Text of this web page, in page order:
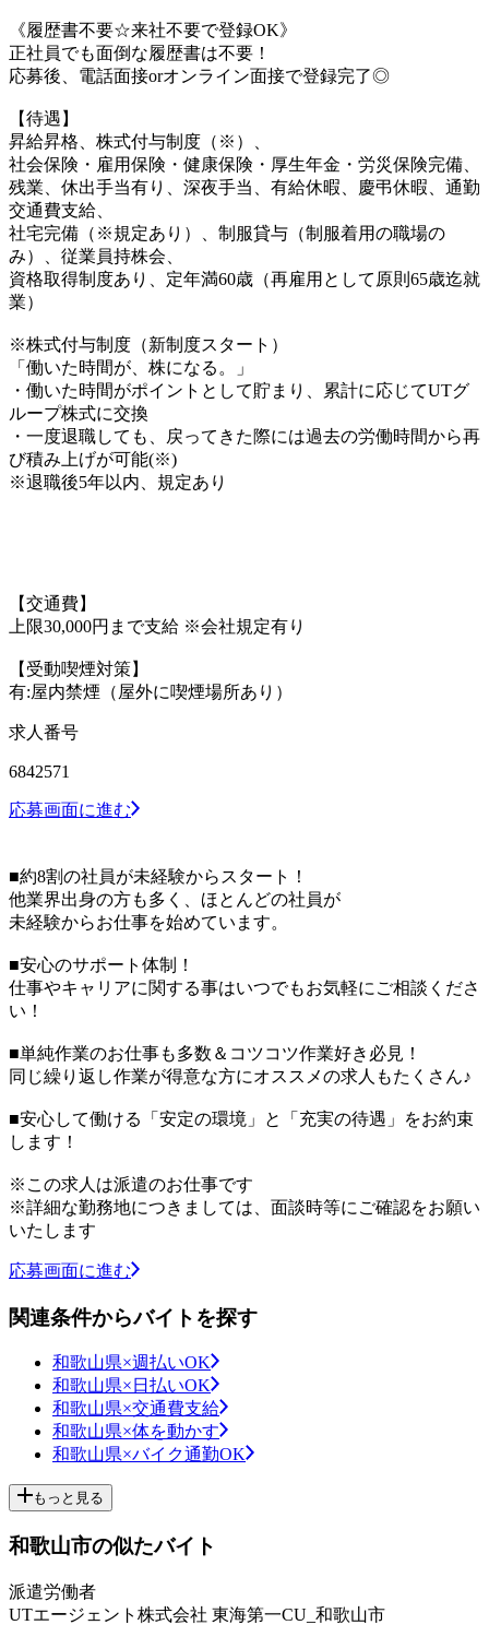
《履歴書不要☆来社不要で登録OK》
正社員でも面倒な履歴書は不要！
応募後、電話面接orオンライン面接で登録完了◎
【待遇】
昇給昇格、株式付与制度（※）、
社会保険・雇用保険・健康保険・厚生年金・労災保険完備、
残業、休出手当有り、深夜手当、有給休暇、慶弔休暇、通勤
交通費支給、
社宅完備（※規定あり）、制服貸与（制服着用の職場の
み）、従業員持株会、
資格取得制度あり、定年満60歳（再雇用として原則65歳迄就
業）
※株式付与制度（新制度スタート）
「働いた時間が、株になる。」
・働いた時間がポイントとして貯まり、累計に応じてUTグ
ループ株式に交換
・一度退職しても、戻ってきた際には過去の労働時間から再
び積み上げが可能(※)
※退職後5年以内、規定あり
【交通費】
上限30,000円まで支給 ※会社規定有り
【受動喫煙対策】
有:屋内禁煙（屋外に喫煙場所あり）
求人番号
6842571
応募画面に進む
■約8割の社員が未経験からスタート！
他業界出身の方も多く、ほとんどの社員が
未経験からお仕事を始めています。
■安心のサポート体制！
仕事やキャリアに関する事はいつでもお気軽にご相談くださ
い！
■単純作業のお仕事も多数＆コツコツ作業好き必見！
同じ繰り返し作業が得意な方にオススメの求人もたくさん♪
■安心して働ける「安定の環境」と「充実の待遇」をお約束
します！
※この求人は派遣のお仕事です
※詳細な勤務地につきましては、面談時等にご確認をお願い
いたします
応募画面に進む
関連条件からバイトを探す
和歌山県×週払いOK
和歌山県×日払いOK
和歌山県×交通費支給
和歌山県×体を動かす
和歌山県×バイク通勤OK
もっと見る
和歌山市の似たバイト
派遣労働者
UTエージェント株式会社 東海第一CU_和歌山市